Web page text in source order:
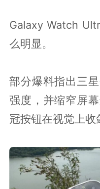
Galaxy Watch
么明显。
部分爆料指出三
强度，并缩窄屏
冠按钮在视觉上收